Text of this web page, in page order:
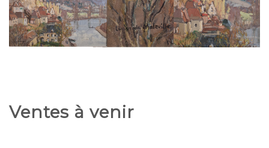
Ventes à venir